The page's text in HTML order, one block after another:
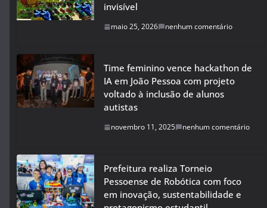
invisível
maio 25, 2026 nenhum comentário
Time feminino vence hackathon de
IA em João Pessoa com projeto
voltado à inclusão de alunos
autistas
novembro 11, 2025 nenhum comentário
Prefeitura realiza Torneio
Pessoense de Robótica com foco
em inovação, sustentabilidade e